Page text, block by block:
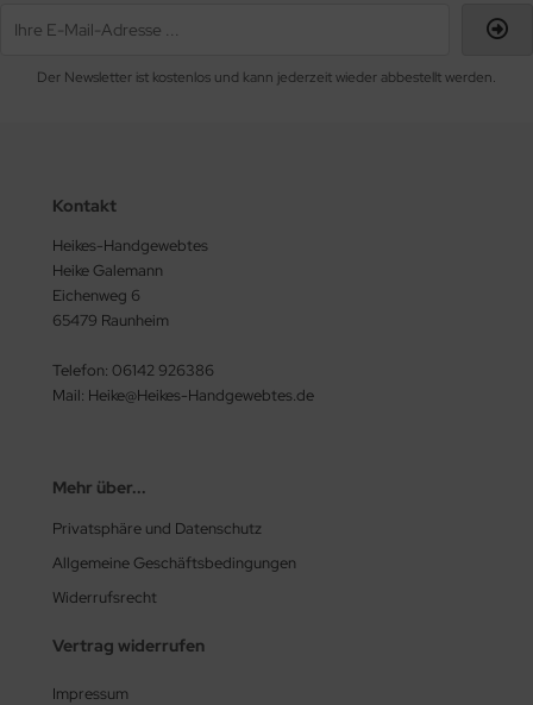
Der Newsletter ist kostenlos und kann jederzeit wieder abbestellt werden.
Kontakt
Heikes-Handgewebtes
Heike Galemann
Eichenweg 6
65479 Raunheim
Telefon: 06142 926386
Mail: Heike@Heikes-Handgewebtes.de
Mehr über...
Privatsphäre und Datenschutz
Allgemeine Geschäftsbedingungen
Widerrufsrecht
Vertrag widerrufen
Impressum